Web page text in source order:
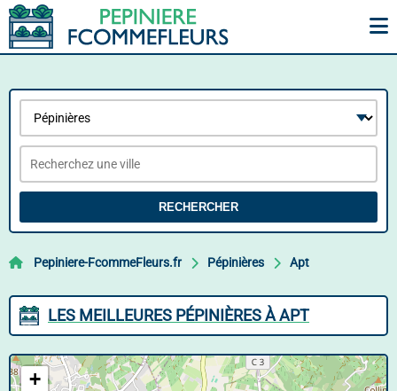
RECHERCHER
Pepiniere-FcommeFleurs.fr Pépinières Apt
LES MEILLEURES PÉPINIÈRES À APT
+